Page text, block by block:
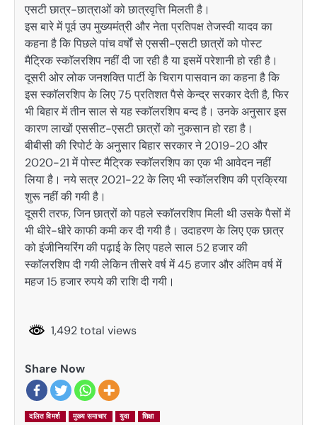
एसटी छात्र-छात्राओं को छात्रवृत्ति मिलती है।
इस बारे में पूर्व उप मुख्यमंत्री और नेता प्रतिपक्ष तेजस्वी यादव का
कहना है कि पिछले पांच वर्षों से एससी-एसटी छात्रों को पोस्ट
मैट्रिक स्काॅलरशिप नहीं दी जा रही है या इसमें परेशानी हो रही है।
दूसरी ओर लोक जनशक्ति पार्टी के चिराग पासवान का कहना है कि
इस स्काॅलरशिप के लिए 75 प्रतिशत पैसे केन्द्र सरकार देती है, फिर
भी बिहार में तीन साल से यह स्काॅलरशिप बन्द है। उनके अनुसार इस
कारण लाखों एससीट-एसटी छात्रों को नुकसान हो रहा है।
बीबीसी की रिपोर्ट के अनुसार बिहार सरकार ने 2019-20 और
2020-21 में पोस्ट मैट्रिक स्काॅलरशिप का एक भी आवेदन नहीं
लिया है। नये सत्र 2021-22 के लिए भी स्काॅलरशिप की प्रक्रिया
शुरू नहीं की गयी है।
दूसरी तरफ, जिन छात्रों को पहले स्काॅलरशिप मिली थी उसके पैसों में
भी धीरे-धीरे काफी कमी कर दी गयी है। उदाहरण के लिए एक छात्र
को इंजीनियरिंग की पढ़ाई के लिए पहले साल 52 हजार की
स्काॅलरशिप दी गयी लेकिन तीसरे वर्ष में 45 हजार और अंतिम वर्ष में
महज 15 हजार रुपये की राशि दी गयी।
1,492 total views
Share Now
दलित विमर्श मुख्य समाचार युवा शिक्षा